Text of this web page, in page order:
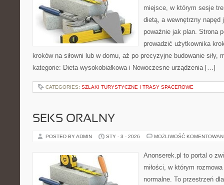
miejsce, w którym sesje
dietą, a wewnętrzny
poważnie jak plan. Strona
prowadzić użytkownika
kroków na siłowni lub w domu, aż po precyzyjne budowanie siły,
kategorie: Dieta wysokobiałkowa i Nowoczesne urządzenia […]
CATEGORIES: SZLAKI TURYSTYCZNE I TRASY SPACEROWE
SEKS ORALNY
POSTED BY ADMIN STY - 3 - 2026 MOŻLIWOŚĆ
Anonserek.pl to portal o
miłości, w którym
normalne. To przestrzeń